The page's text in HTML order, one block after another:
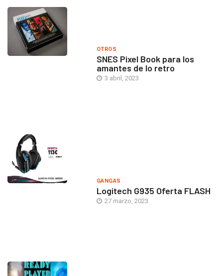
OTROS
SNES Pixel Book para los
amantes de lo retro
3 abril, 2023
GANGAS
Logitech G935 Oferta FLASH
27 marzo, 2023